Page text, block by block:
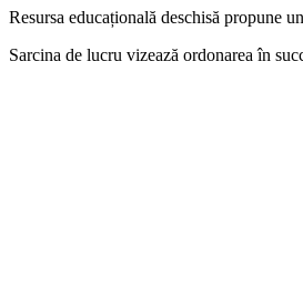
Resursa educațională deschisă propune
Sarcina de lucru vizează ordonarea în